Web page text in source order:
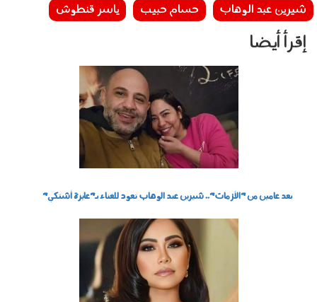
شيرين عبد الوهاب حسام حبيب ياسر قنطوش
إقرأ أيضا
بعد عامين من "الأزمات".. شيرين عبد الوهاب تعود للغناء بـ"عايزة أشتكي"